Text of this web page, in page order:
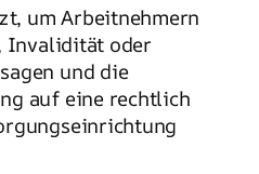
um Arbeitnehmern
Invalidität oder
und die
auf eine rechtlich